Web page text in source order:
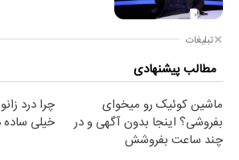
تبلیغات
مطالب پیشنهادی
ماشین کوئیک رو میخوای
بفروشی؟ اینجا بدون آگهی و در
چند ساعت بفروشش
چرا درد
خیلی